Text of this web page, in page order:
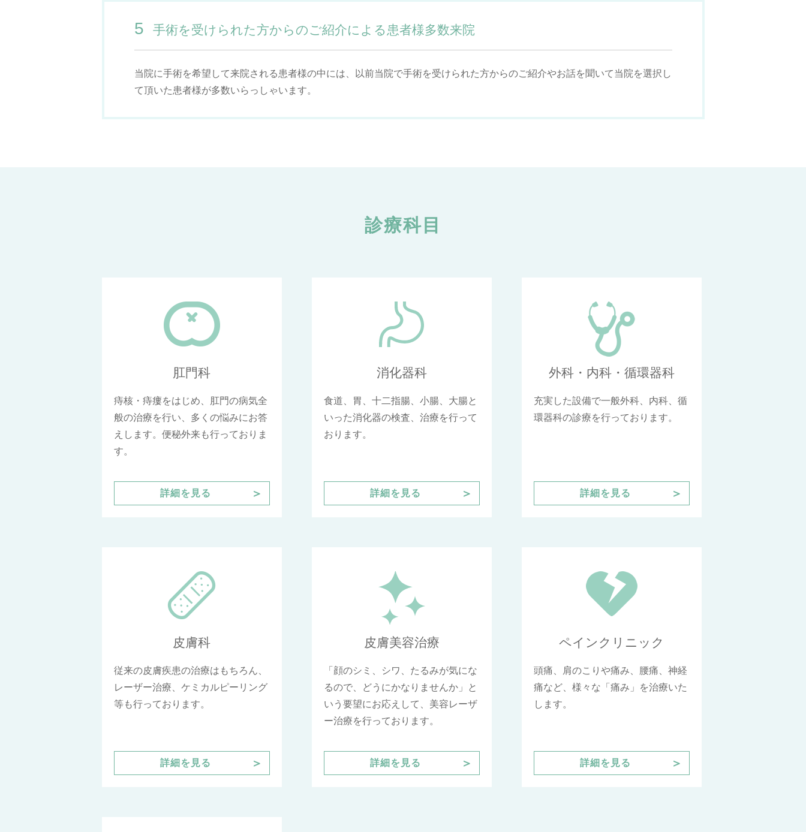
5 手術を受けられた方からのご紹介による患者様多数来院
当院に手術を希望して来院される患者様の中には、以前当院で手術を受けられた方からのご紹介やお話を聞いて当院を選択し
て頂いた患者様が多数いらっしゃいます。
診療科目
肛門科
痔核・痔瘻をはじめ、肛門の病気全
般の治療を行い、多くの悩みにお答
えします。便秘外来も行っておりま
す。
詳細を見る ＞
消化器科
食道、胃、十二指腸、小腸、大腸と
いった消化器の検査、治療を行って
おります。
詳細を見る ＞
外科・内科・循環器科
充実した設備で一般外科、内科、循
環器科の診療を行っております。
詳細を見る ＞
皮膚科
従来の皮膚疾患の治療はもちろん、
レーザー治療、ケミカルピーリング
等も行っております。
詳細を見る ＞
皮膚美容治療
「顔のシミ、シワ、たるみが気にな
るので、どうにかなりませんか」と
いう要望にお応えして、美容レーザ
ー治療を行っております。
詳細を見る ＞
ペインクリニック
頭痛、肩のこりや痛み、腰痛、神経
痛など、様々な「痛み」を治療いた
します。
詳細を見る ＞